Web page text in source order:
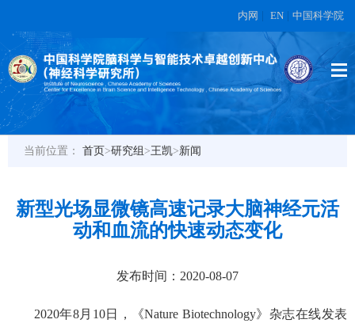
内网 EN 中国科学院
当前位置： 首页>研究组 >王凯>新闻
新型光场显微镜高速记录大脑神经元活
动和血流的快速动态变化
发布时间：2020-08-07
2020年8月 10日，《Nature Biotechnology》杂志在线发表